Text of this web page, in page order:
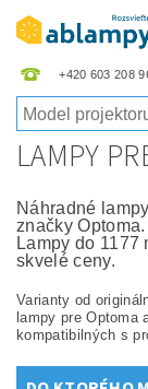
+420 603 208
LAMPY
Náhradné
značky Optoma.
Lampy do 1177
skvelé ceny.
Varianty od
lampy pre Optoma
kompatibilných s